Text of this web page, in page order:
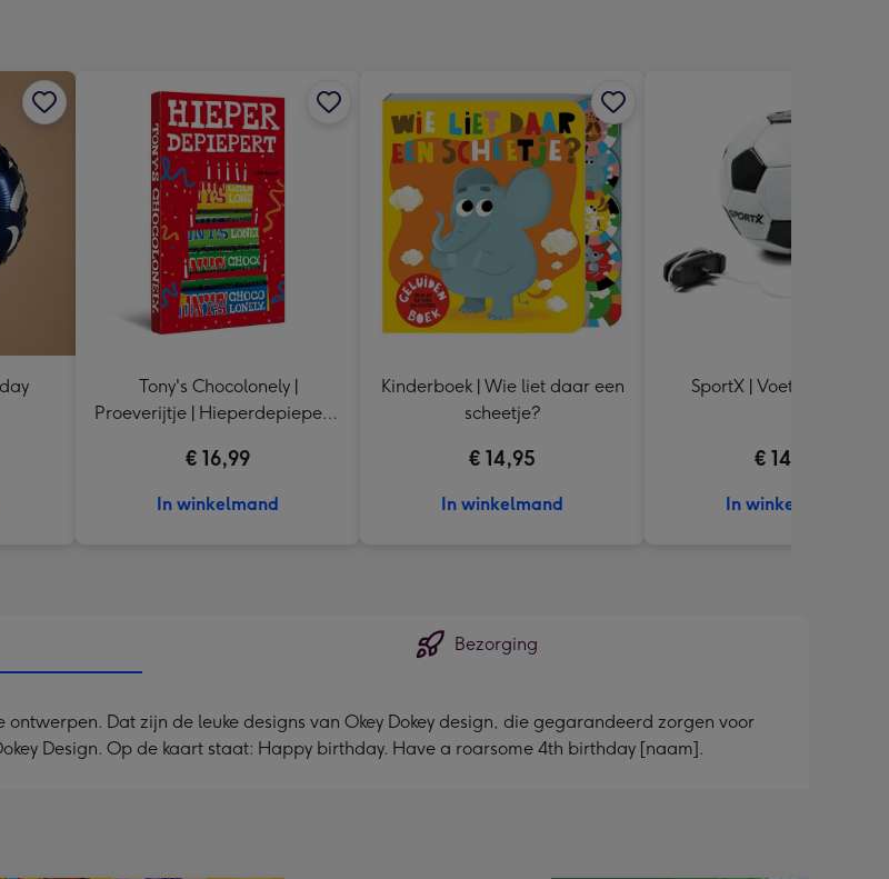
Tony's Chocolonely |
Proeverijtje | Hieperdepiepert |
€ 16,99
In winkelmand
Kinderboek | Wie liet daar een
scheetje?
€ 14,95
In winkelmand
SportX | Voetbal Trainer
€ 14,99
In winkelmand
Bezorging
Dat zijn de leuke designs van Okey Dokey design, die gegarandeerd zorgen voor
Design. Op de kaart staat: Happy birthday. Have a roarsome 4th birthday [naam].